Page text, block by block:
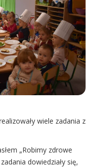
wiele zadania z
„Robimy zdrowe
dowiedziały się,